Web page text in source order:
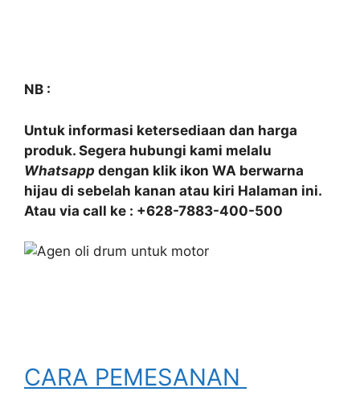
NB :
Untuk informasi ketersediaan dan harga
produk. Segera hubungi kami melalu
Whatsapp dengan klik ikon WA berwarna
hijau di sebelah kanan atau kiri Halaman ini.
Atau via call ke : +628-7883-400-500
CARA PEMESANAN